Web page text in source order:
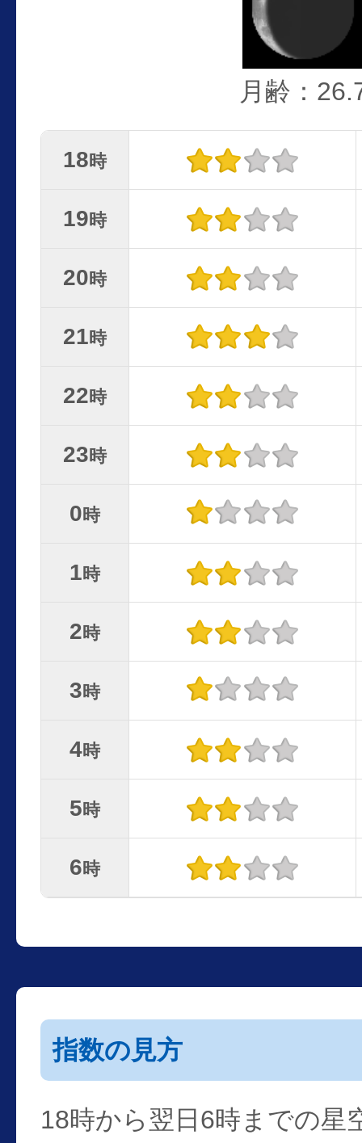
月齢：
18時
19時
20時
21時
22時
23時
0時
1時
2時
3時
4時
5時
6時
指数の見方
18時から翌日6時までの星